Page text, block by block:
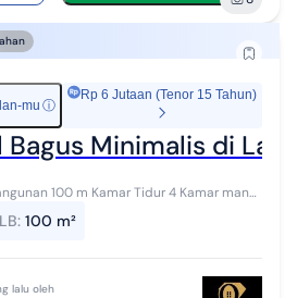
mu ⓘ
Rp 6 Jutaan (Tenor 15 Tahun)
Bagus Minimalis di La
Kamar mandi
LB: 100 m²
lalu oleh